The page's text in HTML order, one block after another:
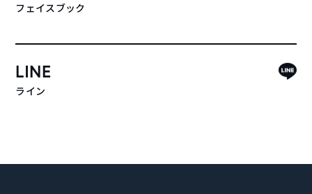
フェイスブック
LINE
ライン